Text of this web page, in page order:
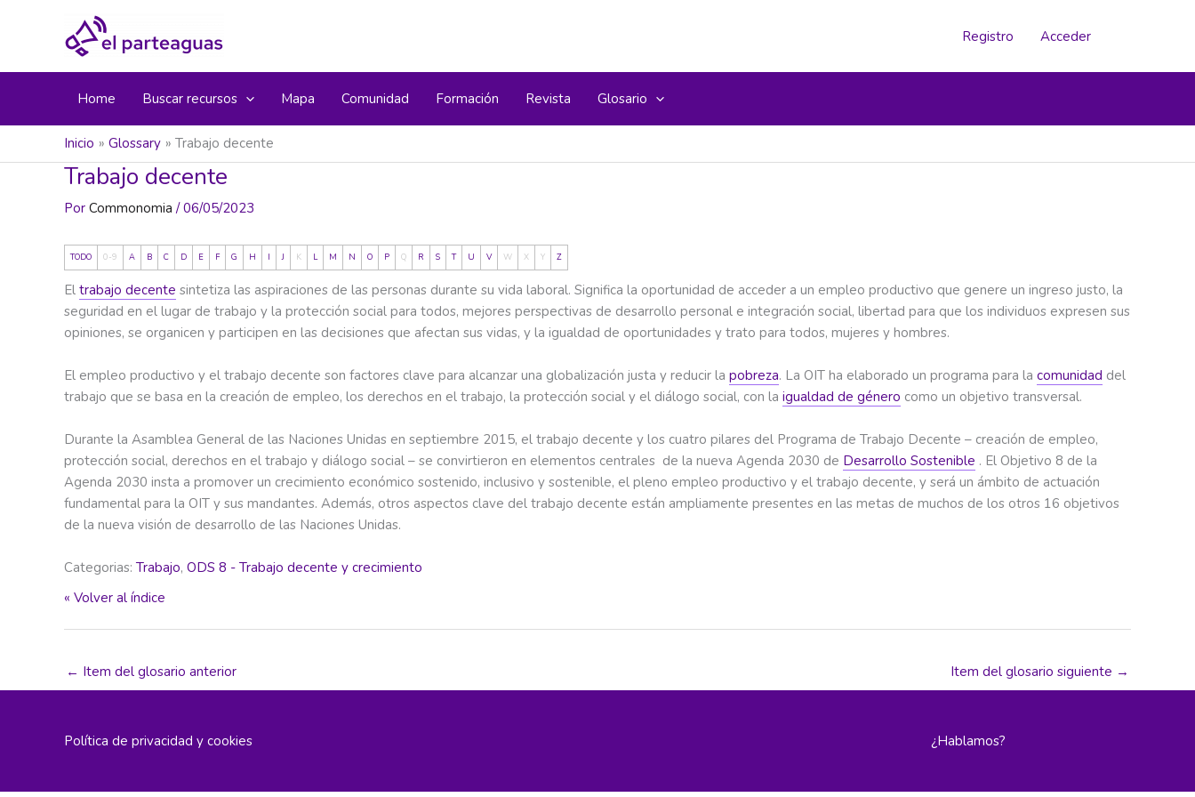
Registro Acceder
Home Buscar recursos Mapa Comunidad Formación Revista Glosario
Inicio Glossary Trabajo decente
Trabajo decente
Por Commonomia/06/05/2023
TODO 0-9 A B C D E F G H I J K L M N O P Q R S T U V W X Y Z
El trabajo decente sintetiza las aspiraciones de las personas durante su vida laboral. Significa la oportunidad de acceder a un empleo productivo que genere un ingreso justo, la
seguridad en el lugar de trabajo y la protección social para todos, mejores perspectivas de desarrollo personal e integración social, libertad para que los individuos expresen sus
opiniones, se organicen y participen en las decisiones que afectan sus vidas, y la igualdad de oportunidades y trato para todos, mujeres y hombres.
El empleo productivo y el trabajo decente son factores clave para alcanzar una globalización justa y reducir la pobreza. La OIT ha elaborado un programa para la comunidad del
trabajo que se basa en la creación de empleo, los derechos en el trabajo, la protección social y el diálogo social, con la igualdad de género como un objetivo transversal.
Durante la Asamblea General de las Naciones Unidas en septiembre 2015, el trabajo decente y los cuatro pilares del Programa de Trabajo Decente – creación de empleo,
protección social, derechos en el trabajo y diálogo social – se convirtieron en elementos centrales de la nueva Agenda 2030 de Desarrollo Sostenible . El Objetivo 8 de la
Agenda 2030 insta a promover un crecimiento económico sostenido, inclusivo y sostenible, el pleno empleo productivo y el trabajo decente, y será un ámbito de actuación
fundamental para la OIT y sus mandantes. Además, otros aspectos clave del trabajo decente están ampliamente presentes en las metas de muchos de los otros 16 objetivos
de la nueva visión de desarrollo de las Naciones Unidas.
Categorias: Trabajo, ODS 8 - Trabajo decente y crecimiento
« Volver al índice
← Item del glosario anterior Item del glosario siguiente →
Política de privacidad y cookies ¿Hablamos?